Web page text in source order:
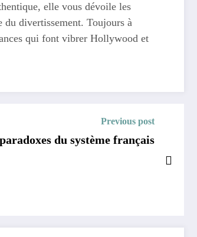
elle vous dévoile les
du divertissement. Toujours à
qui font vibrer Hollywood et
Previous post
du système français